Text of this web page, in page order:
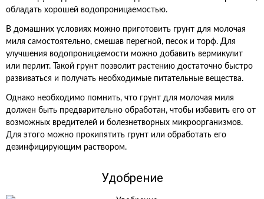
обладать хорошей водопроницаемостью.
В домашних условиях можно приготовить грунт для молочая
миля самостоятельно, смешав перегной, песок и торф. Для
улучшения водопроницаемости можно добавить вермикулит
или перлит. Такой грунт позволит растению достаточно быстро
развиваться и получать необходимые питательные вещества.
Однако необходимо помнить, что грунт для молочая миля
должен быть предварительно обработан, чтобы избавить его от
возможных вредителей и болезнетворных микроорганизмов.
Для этого можно прокипятить грунт или обработать его
дезинфицирующим раствором.
Удобрение